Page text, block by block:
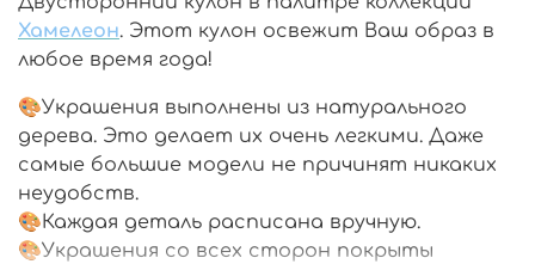
Хамелеон. Этот кулон освежит Ваш образ в
любое время года!
🎨Украшения выполнены из натурального
дерева. Это делает их очень легкими. Даже
самые большие модели не причинят никаких
неудобств.
🎨Каждая деталь расписана вручную.
🎨Украшения со всех сторон покрыты